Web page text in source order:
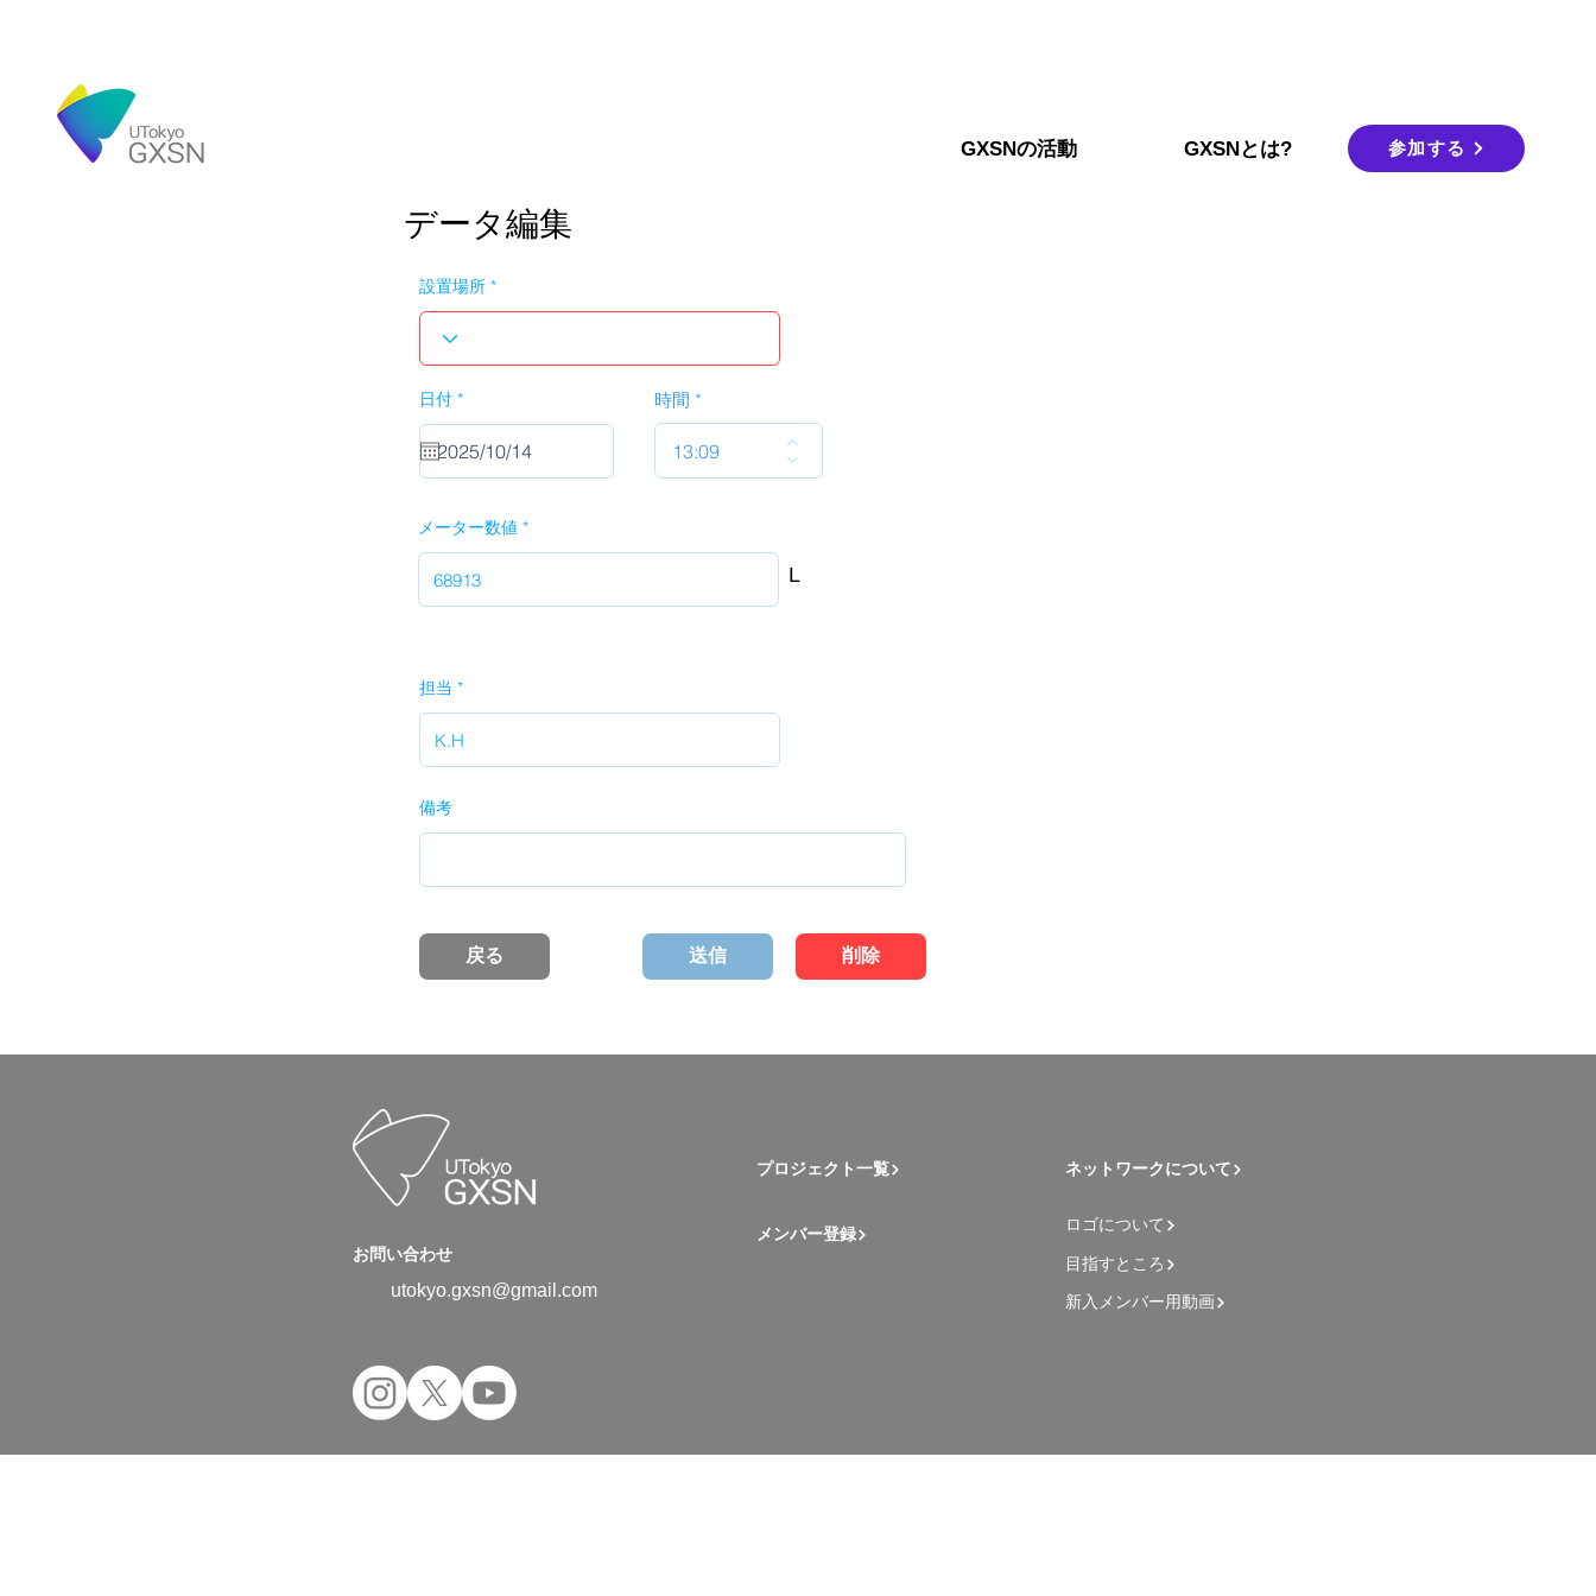
GXSNの活動 GXSNとは? 参加する
データ編集
設置場所
日付 *r
q
u
i
r
時間
メーター数値
L
担当
備考
戻る 送信 削除
お問い合わせ
utokyo.gxsn@gmail.com
プロジェクト一覧
メンバー登録
ネットワークについて
ロゴについて
目指すところ
新入メンバー用動画